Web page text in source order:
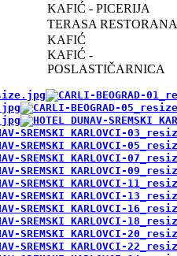
KAFIĆ - PICERIJA
TERASA RESTORANA
KAFIĆ
KAFIĆ -
POSLASTIČARNICA